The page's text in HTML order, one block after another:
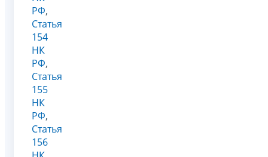
РФ,
Статья
154
НК
РФ,
Статья
155
НК
РФ,
Статья
156